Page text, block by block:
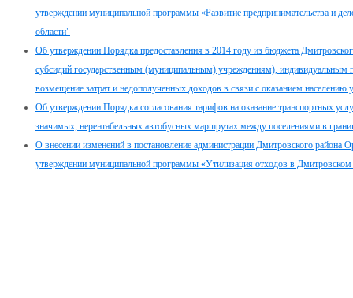
утверждении муниципальной программы «Развитие предпринимательства и
области"
Об утверждении Порядка предоставления в 2014 году из бюджета
субсидий государственным (муниципальным) учреждениям), индивидуальным
возмещение затрат и недополученных доходов в связи с оказанием населению
Об утверждении Порядка согласования тарифов на оказание транспортных
значимых, нерентабельных автобусных маршрутах между поселениями в
О внесении изменений в постановление администрации Дмитровского района
утверждении муниципальной программы «Утилизация отходов в Дмитровском